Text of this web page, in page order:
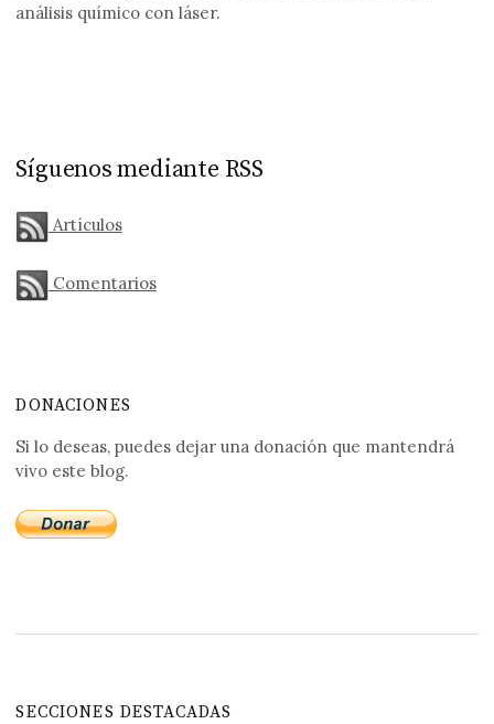
análisis químico con láser.
Síguenos mediante RSS
Artículos
Comentarios
DONACIONES
Si lo deseas, puedes dejar una donación que mantendrá
vivo este blog.
SECCIONES DESTACADAS